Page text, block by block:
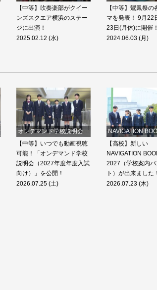
【中等】吹奏楽部がクイー
ンズスクエア横浜のステー
ジに出演！
2025.02.12 (水)
【中等】鸞鳳祭の
マを発表！ 9月22
23日(月休)に開催！
2024.06.03 (月)
オンデマンド学校説明会
【中等】いつでも動画視聴
可能！「オンデマンド学校
説明会（2027年度年度入試
向け）」を公開！
2026.07.25 (土)
NAVIGATION
【高校】新しい
NAVIGATION
2027（学校案内パ
ト）が出来ました！
2026.07.23 (木)